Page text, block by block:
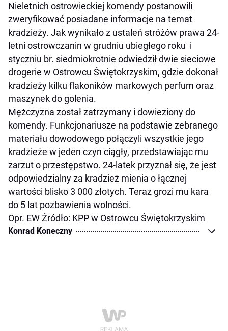
Nieletnich ostrowieckiej komendy postanowili
zweryfikować posiadane informacje na temat
kradzieży. Jak wynikało z ustaleń stróżów prawa 24-
letni ostrowczanin w grudniu ubiegłego roku i
styczniu br. siedmiokrotnie odwiedził dwie sieciowe
drogerie w Ostrowcu Świętokrzyskim, gdzie dokonał
kradzieży kilku flakoników markowych perfum oraz
maszynek do golenia.
Mężczyzna został zatrzymany i dowieziony do
komendy. Funkcjonariusze na podstawie zebranego
materiału dowodowego połączyli wszystkie jego
kradzieże w jeden czyn ciągły, przedstawiając mu
zarzut o przestępstwo. 24-latek przyznał się, że jest
odpowiedzialny za kradzież mienia o łącznej
wartości blisko 3 000 złotych. Teraz grozi mu kara
do 5 lat pozbawienia wolności.
Opr. EW Źródło: KPP w Ostrowcu Świętokrzyskim
Konrad Koneczny